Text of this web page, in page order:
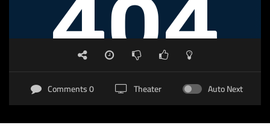
Auto Next
Theater
0 Comments